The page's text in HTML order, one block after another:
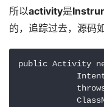
所以activity是
的，追踪过去，源码
public Activity